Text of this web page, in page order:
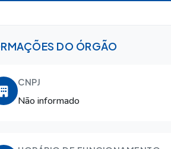
DO ÓRGÃO
CNPJ
Não informado